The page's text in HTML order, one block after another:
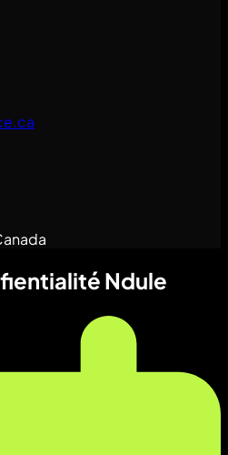
Ndule